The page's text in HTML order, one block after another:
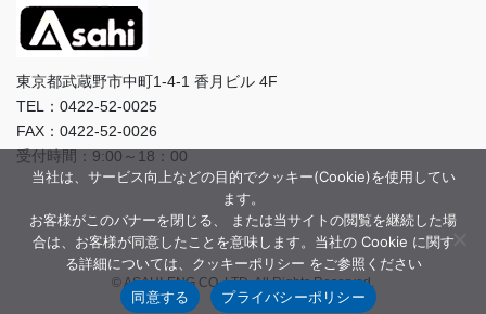
東京都武蔵野市中町1-4-1 香月ビル 4F
TEL：0422-52-0025
FAX：0422-52-0026
受付時間：9:00～18：00
© ASAHI-ENG CO.,LTD. All Rights Reserved.
当社は、サービス向上などの目的でクッキー(Cookie)を使用してい
ます。
お客様がこのバナーを閉じる、 または当サイトの閲覧を継続した場
合は、お客様が同意したことを意味します。当社の Cookie に関す
る詳細については、クッキーポリシー をご参照ください
同意する
プライバシーポリシー